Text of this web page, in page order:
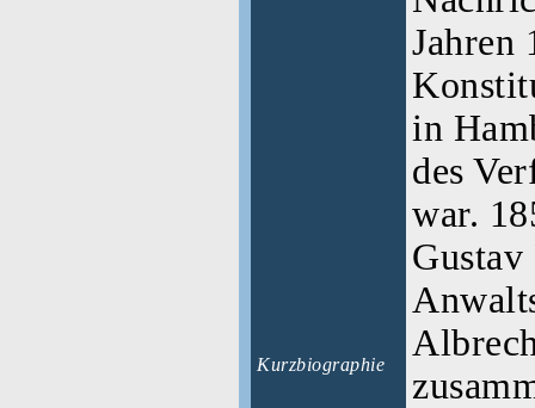
Kurzbiographie
Jahren
in
des
war.